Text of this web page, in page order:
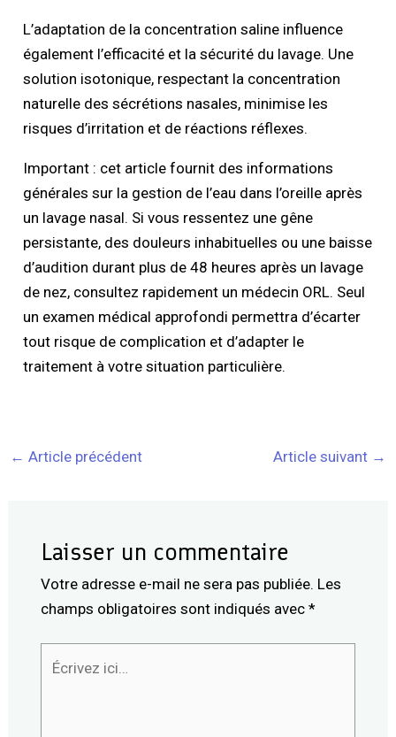
L’adaptation de la concentration saline influence
également l’efficacité et la sécurité du lavage. Une
solution isotonique, respectant la concentration
naturelle des sécrétions nasales, minimise les
risques d’irritation et de réactions réflexes.
Important : cet article fournit des informations
générales sur la gestion de l’eau dans l’oreille après
un lavage nasal. Si vous ressentez une gêne
persistante, des douleurs inhabituelles ou une baisse
d’audition durant plus de 48 heures après un lavage
de nez, consultez rapidement un médecin ORL. Seul
un examen médical approfondi permettra d’écarter
tout risque de complication et d’adapter le
traitement à votre situation particulière.
← Article précédent Article suivant →
Laisser un commentaire
Votre adresse e-mail ne sera pas publiée. Les
champs obligatoires sont indiqués avec *